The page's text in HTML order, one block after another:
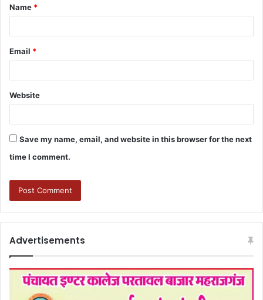
Name *
Email *
Website
Save my name, email, and website in this browser for the next
time I comment.
Advertisements